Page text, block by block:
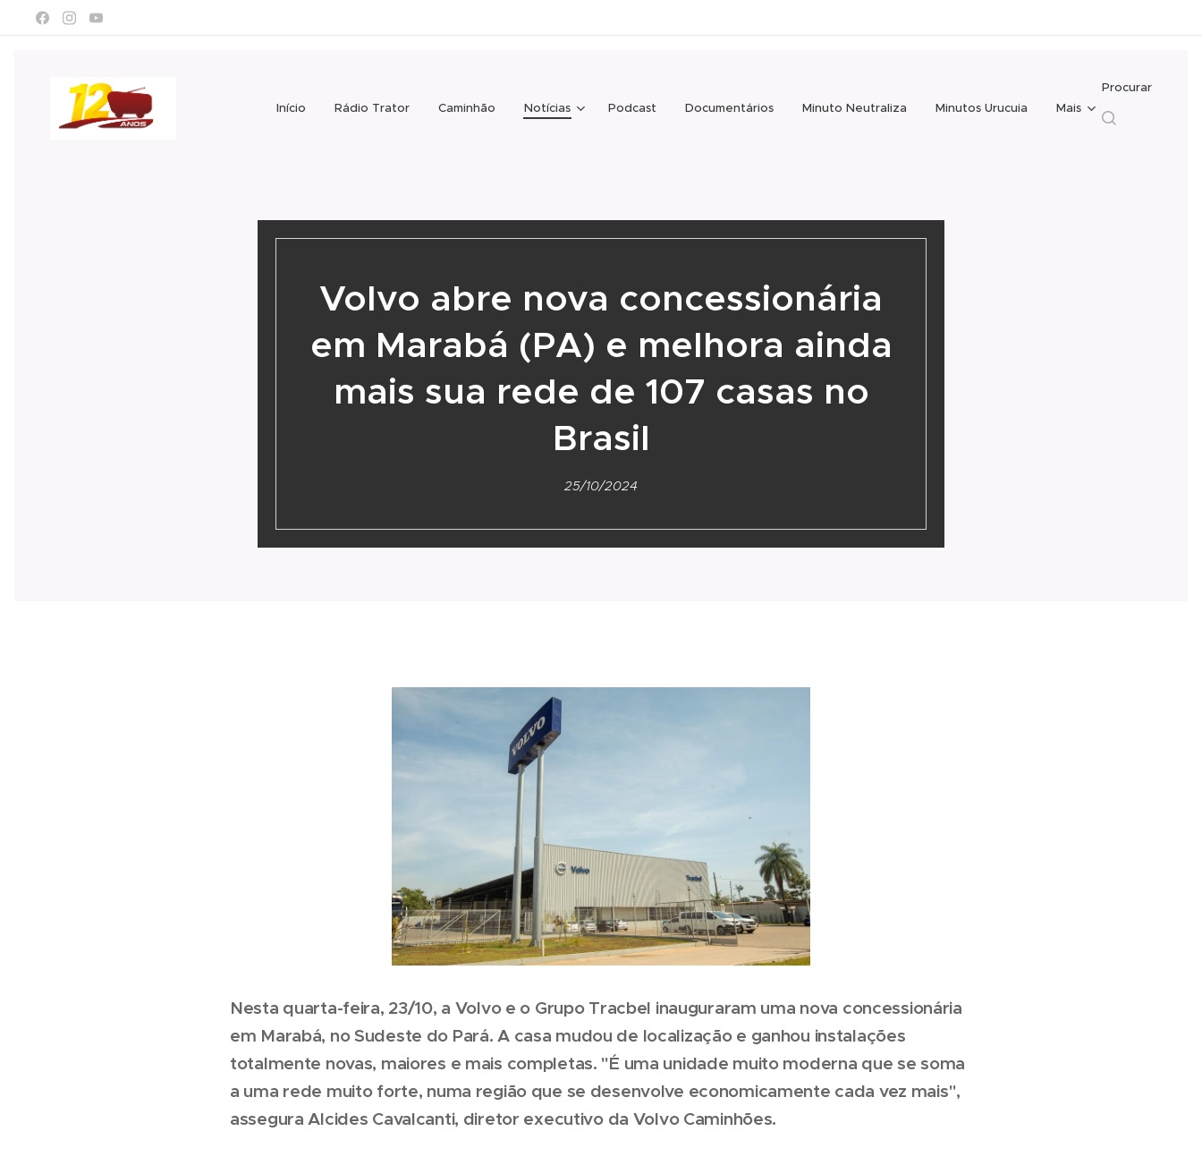
Início Rádio Trator Caminhão Notícias Podcast Documentários Minuto Neutraliza Minutos Urucuia Mais
Procurar
Volvo abre nova concessionária
em Marabá (PA) e melhora ainda
mais sua rede de 107 casas no
Brasil
25/10/2024
Nesta quarta-feira, 23/10, a Volvo e o Grupo Tracbel inauguraram uma nova concessionária
em Marabá, no Sudeste do Pará. A casa mudou de localização e ganhou instalações
totalmente novas, maiores e mais completas. "É uma unidade muito moderna que se soma
a uma rede muito forte, numa região que se desenvolve economicamente cada vez mais",
assegura Alcides Cavalcanti, diretor executivo da Volvo Caminhões.